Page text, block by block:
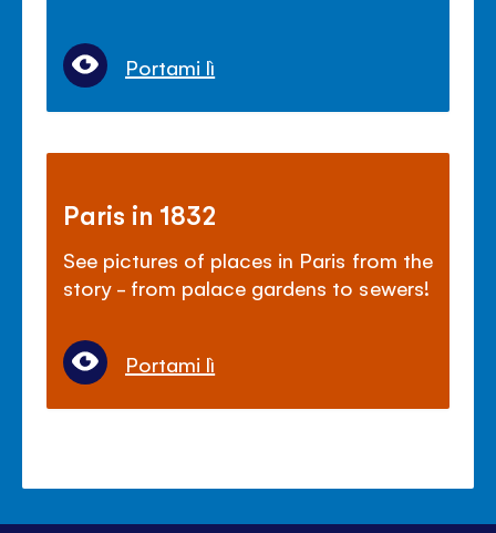
Portami lì
Paris in 1832
See pictures of places in Paris from the
story - from palace gardens to sewers!
Portami lì